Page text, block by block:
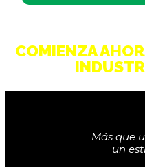
COMIENZA
Más que
un